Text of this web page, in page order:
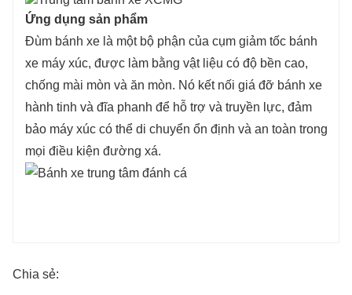
Ứng dụng sản phẩm
Đùm bánh xe là một bộ phận của cụm giảm tốc bánh
xe máy xúc, được làm bằng vật liệu có độ bền cao,
chống mài mòn và ăn mòn. Nó kết nối giá đỡ bánh xe
hành tinh và đĩa phanh để hỗ trợ và truyền lực, đảm
bảo máy xúc có thể di chuyển ổn định và an toàn trong
mọi điều kiện đường xá.
Chia sẻ: